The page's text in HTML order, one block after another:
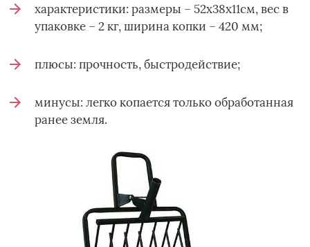
характеристики: размеры – 52х38х11см, вес в
упаковке – 2 кг, ширина копки – 420 мм;
плюсы: прочность, быстродействие;
минусы: легко копается только обработанная
ранее земля.